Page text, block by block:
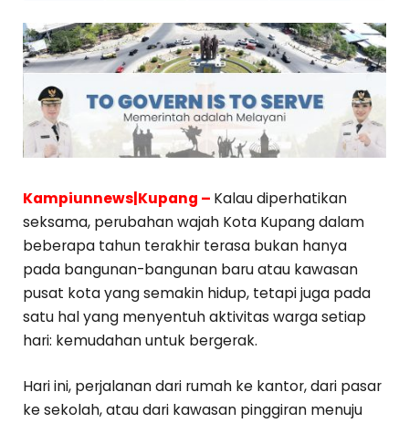
Kampiunnews|Kupang – Kalau diperhatikan
seksama, perubahan wajah Kota Kupang dalam
beberapa tahun terakhir terasa bukan hanya
pada bangunan-bangunan baru atau kawasan
pusat kota yang semakin hidup, tetapi juga pada
satu hal yang menyentuh aktivitas warga setiap
hari: kemudahan untuk bergerak.
Hari ini, perjalanan dari rumah ke kantor, dari pasar
ke sekolah, atau dari kawasan pinggiran menuju